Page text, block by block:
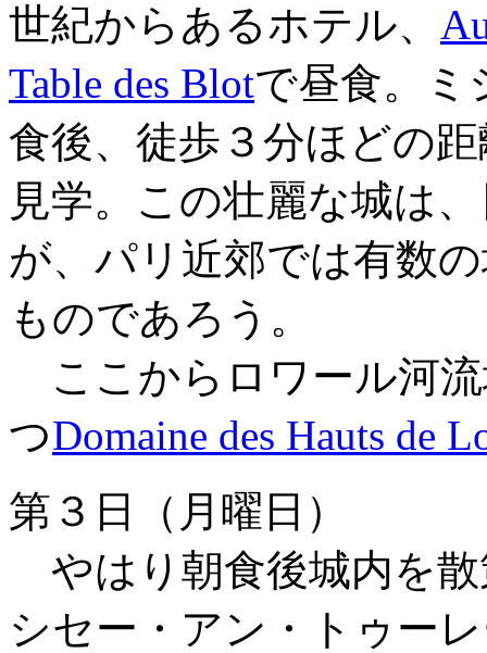
世紀からあるホテル、
Table des Blotで昼食。ミ
食後、徒歩３分ほどの
見学。この壮麗な城は
が、パリ近郊では有数
ものであろう。
ここからロワール河
つDomaine des Hauts de
第３日（月曜日）
やはり朝食後城内を
シセー・アン・トゥー